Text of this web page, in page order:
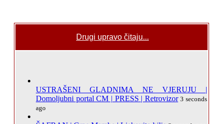
Drugi upravo čitaju...
USTRAŠENI GLADNIMA NE VJERUJU |
Domoljubni portal CM | PRESS | Retrovizor 3 seconds
ago